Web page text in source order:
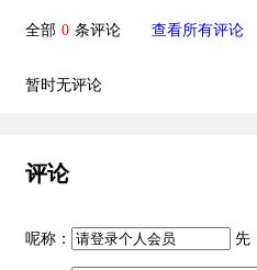
全部 0 条评论 查看所有评论
暂时无评论
评论
呢称： 先